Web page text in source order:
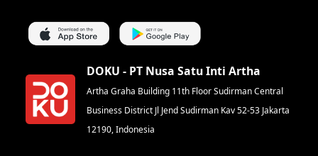
DOKU - PT Nusa Satu Inti Artha
Artha Graha Building 11th Floor Sudirman Central
Business District Jl Jend Sudirman Kav 52-53 Jakarta
12190, Indonesia